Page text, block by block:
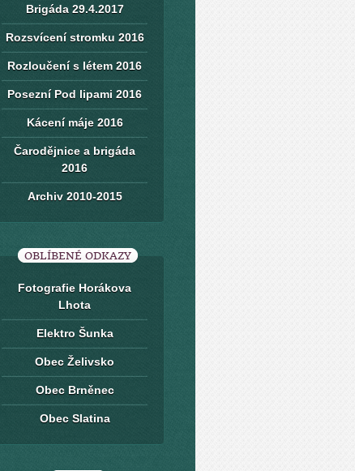
Brigáda 29.4.2017
Rozsvícení stromku 2016
Rozloučení s létem 2016
Posezní Pod lipami 2016
Kácení máje 2016
Čarodějnice a brigáda
2016
Archiv 2010-2015
OBLÍBENÉ ODKAZY
Fotografie Horákova
Lhota
Elektro Šunka
Obec Želivsko
Obec Brněnec
Obec Slatina